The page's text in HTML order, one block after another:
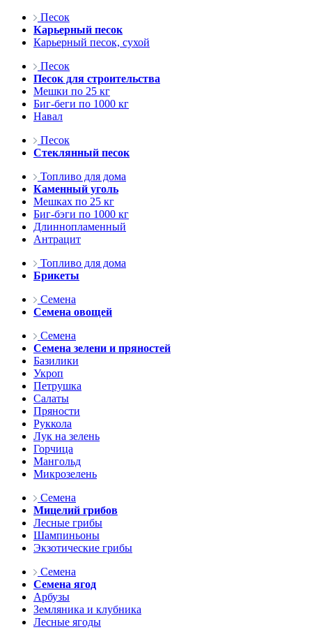
Песок
Карьерный песок
Карьерный песок, сухой
Песок
Песок для строительства
Мешки по 25 кг
Биг-беги по 1000 кг
Навал
Песок
Стеклянный песок
Топливо для дома
Каменный уголь
Мешках по 25 кг
Биг-бэги по 1000 кг
Длиннопламенный
Антрацит
Топливо для дома
Брикеты
Семена
Семена овощей
Семена
Семена зелени и пряностей
Базилики
Укроп
Петрушка
Салаты
Пряности
Руккола
Лук на зелень
Горчица
Мангольд
Микрозелень
Семена
Мицелий грибов
Лесные грибы
Шампиньоны
Экзотические грибы
Семена
Семена ягод
Арбузы
Земляника и клубника
Лесные ягоды